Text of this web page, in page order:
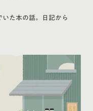
た本の話。日記から